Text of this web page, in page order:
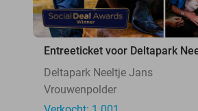
Entreeticket voor Deltapark
Deltapark Neeltje Jans
Vrouwenpolder